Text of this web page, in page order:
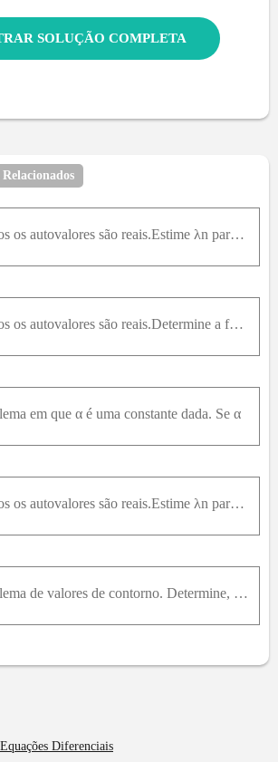
MOSTRAR SOLUÇÃO COMPLETA
Suponha que todos os autovalores são reais.Estime λn para valores grandes de n.
Suponha que todos os autovalores são reais.Determine a forma das autofunções e a equação satisfeita pelos autovalores não nulos.
em que α é uma constante dada. Se α
Suponha que todos os autovalores são reais.Estime λn para valores grandes de n.
Considere o problema de valores de contorno. Determine, pelo menos aproximadamente, os autovalores reais e as autofunções associadas, procedendo como no Problema 17(a, b).
Diferenciais